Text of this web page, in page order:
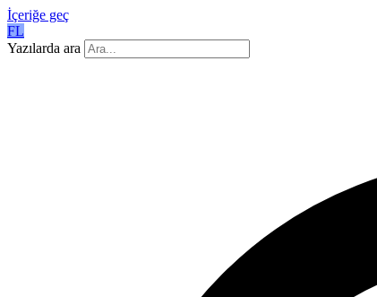
İçeriğe geç
FL
Yazılarda ara